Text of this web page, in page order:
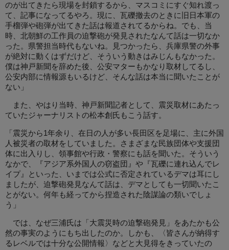
のが出てきたら現場を封鎖するから、マスコミにすぐ知れ渡っ
て、記事になってるやろ。現に、瓦礫撤去のときに旧日本軍の
手榴弾や砲弾が出てきた話は報道されてるからね。でも、当
時、北朝鮮の工作員の迫撃砲が発見されたなんて話は一切なか
った。県警担当時代もないね。見つかったら、兵庫県警の外事
が絶対に動くはずだけど、そういう動きはみじんもなかった。
僕は神戸新聞を辞めた後、公安マターもかなり取材してるし、
公安内部に情報源もいるけど、そんな話は本当に聞いたことが
ない」
また、やはり当時、神戸新聞記者として、震災取材にあたっ
ていたジャーナリストの松本創氏もこう話す。
「震災から1年余り、在日の人が多い長田区を足場に、主に外国
人被災者の取材をしていました。さまざまな民族団体や支援団
体に出入りし、領事館や行政・警察にも話を聞いた。そういう
なかで、『アジア系外国人の窃盗団』や『瓦礫に連れ込んでレ
イプ』といった、いまでは公式に否定されているデマは耳にし
ましたが、迫撃砲発見なんて話は、デマとしても一切聞いたこ
とがない。何年も経ってから捏造された陰謀論の類いでしょ
う」
では、なぜ三浦氏は「大震災時の迫撃砲発見」をあたかも公
然の事実のようにもち出したのか。しかも、〈皆さんが納得す
るレベルでは十分な公開情報〉などと大見得をきっていたの